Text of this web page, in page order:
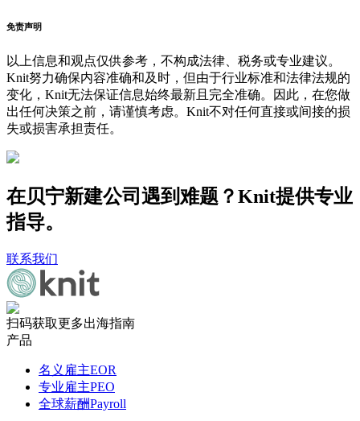
免责声明
以上信息和观点仅供参考，不构成法律、税务或专业建议。
Knit努力确保内容准确和及时，但由于行业标准和法律法规的
变化，Knit无法保证信息始终最新且完全准确。因此，在您做
出任何决策之前，请谨慎考虑。Knit不对任何直接或间接的损
失或损害承担责任。
在贝宁新建公司遇到难题？Knit提供专业
指导。
联系我们
扫码获取更多出海指南
产品
名义雇主EOR
专业雇主PEO
全球薪酬Payroll